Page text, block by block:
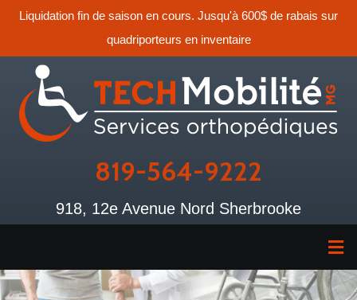
Liquidation fin de saison en cours. Jusqu'à 600$ de rabais sur
quadriporteurs en inventaire
819-564-9222
918, 12e Avenue Nord Sherbrooke